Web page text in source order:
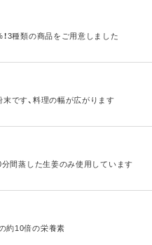
3種類の商品をご用意しました
です、料理の幅が広がります
間蒸した生姜のみ使用しています
約10倍の栄養素